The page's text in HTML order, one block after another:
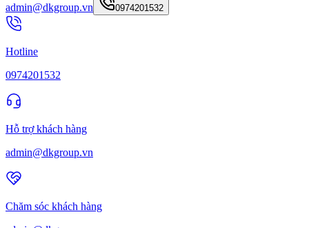
admin@dkgroup.vn 0974201532
Hotline
0974201532
Hỗ trợ khách hàng
admin@dkgroup.vn
Chăm sóc khách hàng